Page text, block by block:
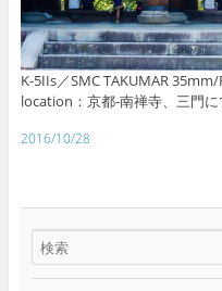
K-5IIs／SMC TAKUMAR 35mm/
location：京都-南禅寺、三門に
2016/10/28